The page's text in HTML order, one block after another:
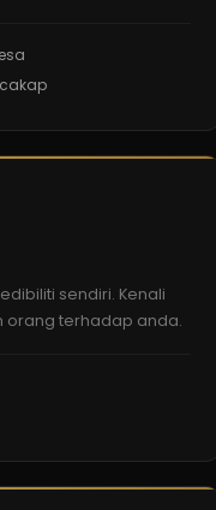
sendiri. Kenali
orang terhadap anda.